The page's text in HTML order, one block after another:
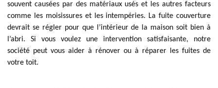
souvent causées par des matériaux usés et les autres facteurs
comme les moisissures et les intempéries. La fuite couverture
devrait se régler pour que l’intérieur de la maison soit bien à
l’abri. Si vous voulez une intervention satisfaisante, notre
société peut vous aider à rénover ou à réparer les fuites de
votre toit.